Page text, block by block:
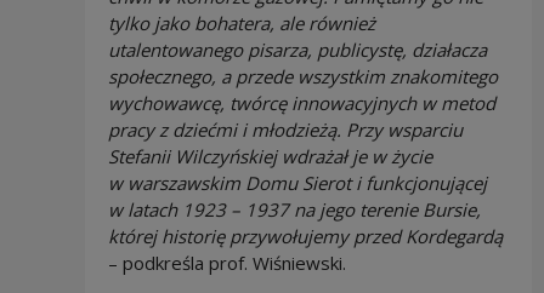
tylko jako bohatera, ale również
utalentowanego pisarza, publicystę, działacza
społecznego, a przede wszystkim znakomitego
wychowawcę, twórcę innowacyjnych w metod
pracy z dziećmi i młodzieżą. Przy wsparciu
Stefanii Wilczyńskiej wdrażał je w życie
w warszawskim Domu Sierot i funkcjonującej
w latach 1923 – 1937 na jego terenie Bursie,
której historię przywołujemy przed Kordegardą
– podkreśla prof. Wiśniewski.